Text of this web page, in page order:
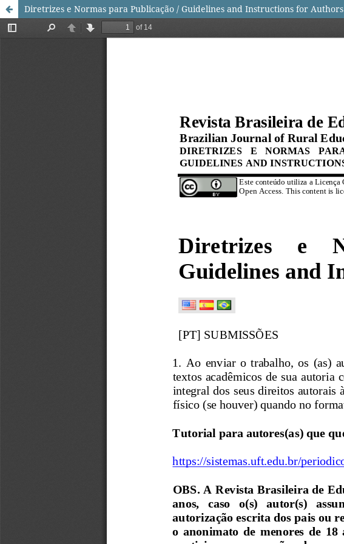
Diretrizes e Normas para Publicação / Guidelines and Instructions for Authors